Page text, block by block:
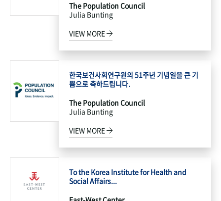
The Population Council
Julia Bunting
VIEW MORE
한국보건사회연구원의 51주년 기념일을 큰 기
쁨으로 축하드립니다.
The Population Council
Julia Bunting
VIEW MORE
To the Korea Institute for Health and
Social Affairs...